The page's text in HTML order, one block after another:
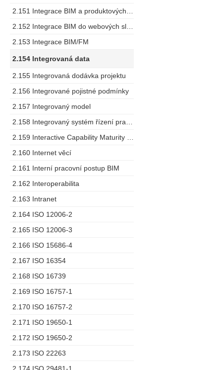
2.153 Integrace BIM/FM
2.154 Integrovaná data
2.155 Integrovaná dodávka projektu
2.156 Integrované pojistné podmínky
2.157 Integrovaný model
2.160 Internet věcí
2.161 Interní pracovní postup BIM
2.162 Interoperabilita
2.163 Intranet
2.164 ISO 12006-2
2.165 ISO 12006-3
2.166 ISO 15686-4
2.167 ISO 16354
2.168 ISO 16739
2.169 ISO 16757-1
2.170 ISO 16757-2
2.171 ISO 19650-1
2.172 ISO 19650-2
2.173 ISO 22263